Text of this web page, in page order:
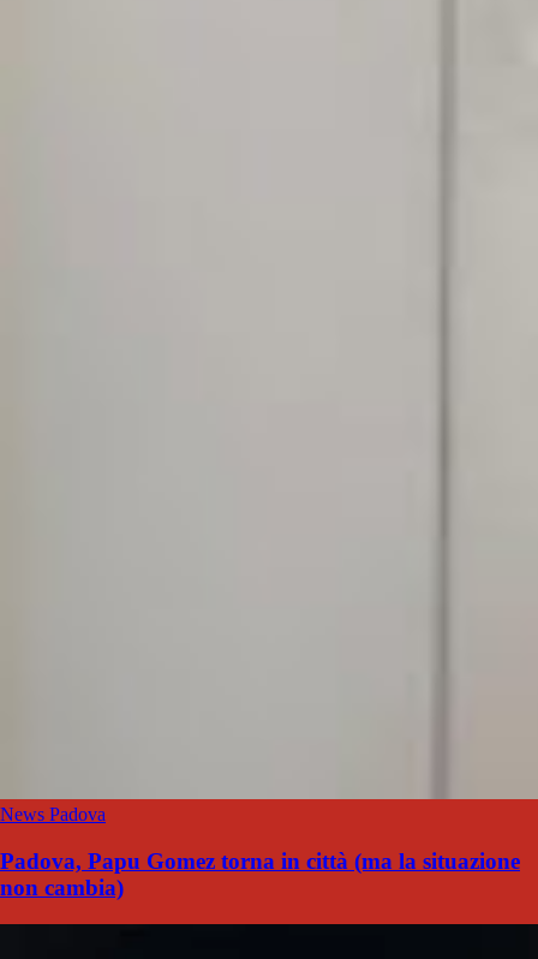
News Padova
Padova, Papu Gomez torna in città (ma la situazione
non cambia)